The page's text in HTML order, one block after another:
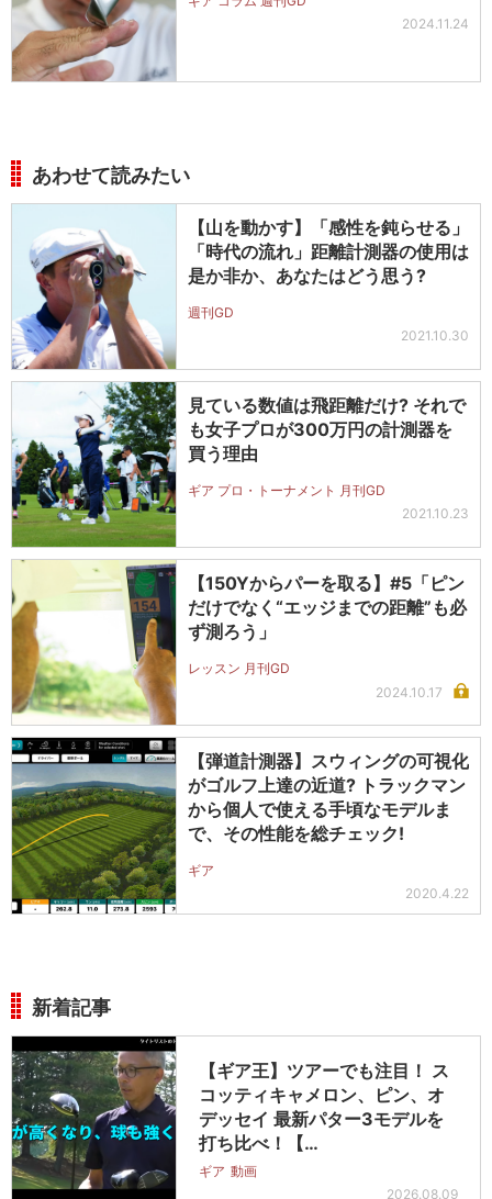
2024.11.24
あわせて読みたい
【山を動かす】「感性を鈍らせる」
「時代の流れ」距離計測器の使用は
是か非か、あなたはどう思う?
週刊GD
2021.10.30
見ている数値は飛距離だけ? それで
も女子プロが300万円の計測器を
買う理由
ギア プロ・トーナメント 月刊GD
2021.10.23
【150Yからパーを取る】#5「ピン
だけでなく“エッジまでの距離”も必
ず測ろう」
レッスン 月刊GD
2024.10.17
【弾道計測器】スウィングの可視化
がゴルフ上達の近道? トラックマン
から個人で使える手頃なモデルま
で、その性能を総チェック!
ギア
2020.4.22
新着記事
【ギア王】ツアーでも注目！ ス
コッティキャメロン、ピン、オ
デッセイ 最新パター3モデルを
打ち比べ！【…
ギア 動画
2026.08.09